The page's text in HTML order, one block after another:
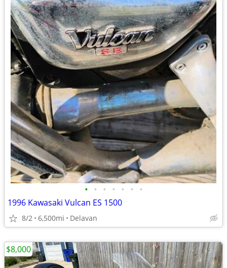
• • • • • • •
1996 Kawasaki Vulcan ES 1500
8/2 6,500mi Delavan
$8,000